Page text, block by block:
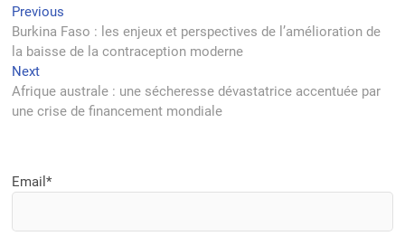
Navigation
de
l’article
Previous
post:
Burkina Faso : les enjeux et perspectives de l’amélioration de
la baisse de la contraception moderne
NextNext
post:
Afrique australe : une sécheresse dévastatrice accentuée par
une crise de financement mondiale
Email*